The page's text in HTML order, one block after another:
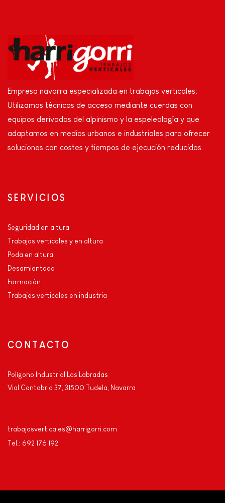
Empresa navarra especializada en trabajos verticales.
Utilizamos técnicas de acceso mediante cuerdas con
equipos derivados del alpinismo y la espeleología y que
adaptamos en medios urbanos e industriales para ofrecer
soluciones con costes y tiempos de ejecución reducidos.
SERVICIOS
Seguridad en altura
Trabajos verticales y en altura
Poda en altura
Desamiantado
Formación
Trabajos verticales en industria
CONTACTO
Polígono Industrial Las Labradas
Vial Cantabria 37, 31500 Tudela, Navarra
trabajosverticales@harrigorri.com
Tel.: 692 176 192